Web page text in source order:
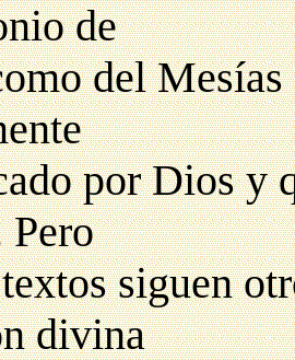
de
del
por Dios y
Pero
siguen
divina